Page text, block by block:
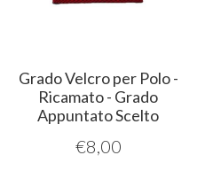
Grado Velcro per Polo -
Ricamato - Grado
Appuntato Scelto
€8,00